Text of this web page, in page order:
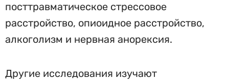
посттравматическое стрессовое
расстройство, опиоидное расстройство,
алкоголизм и нервная анорексия.
Другие исследования изучают